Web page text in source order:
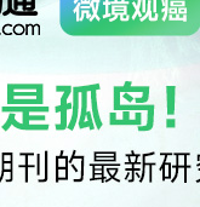
Ghaeni、
向药物递送研
适配体传感器，
》。